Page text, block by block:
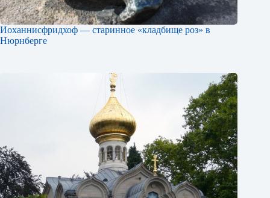
Иоханнисфридхоф — старинное «кладбище роз» в
Нюрнберге